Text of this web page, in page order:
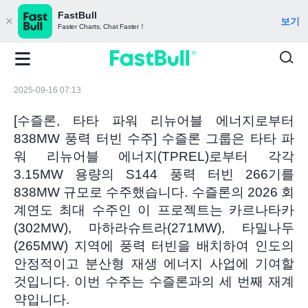
FastBull
Faster Charts, Chat Faster！ 보기
2025-09-16 07:13
[수즐론, 타타 파워 리뉴어블 에너지로부터
838MW 풍력 터빈 수주] 수즐론 그룹은 타타 파
워 리뉴어블 에너지(TPREL)로부터 각각
3.15MW 용량의 S144 풍력 터빈 266기를
838MW 규모로 수주했습니다. 수즐론의 2026 회
계연도 최대 수주인 이 프로젝트는 카르나타카
(302MW), 마하라슈트라(271MW), 타밀나두
(265MW) 지역에 풍력 터빈을 배치하여 인도의
안정적이고 분산형 재생 에너지 사업에 기여할
것입니다. 이번 수주는 수즐론과의 세 번째 재계
약입니다.